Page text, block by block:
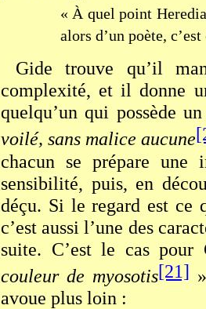
« À quel point
alors d’un poète,
Gide trouve qu’il
complexité, et il donne
quelqu’un qui possède
voilé, sans malice aucune
chacun se prépare une
sensibilité, puis, en
déçu. Si le regard est ce
c’est aussi l’une des
suite. C’est le cas
couleur de myosotis[21]
avoue plus loin :